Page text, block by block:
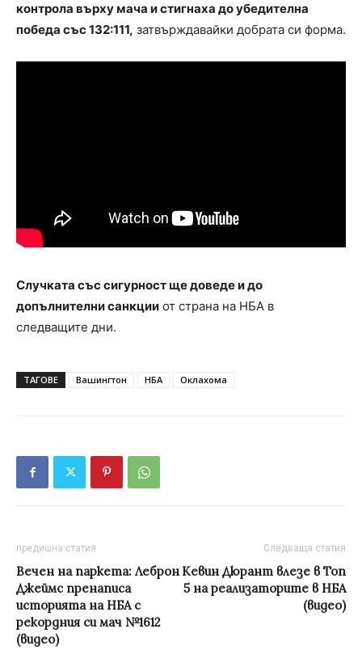
контрола върху мача и стигнаха до убедителна
победа със 132:111, затвърждавайки добрата си форма.
Случката със сигурност ще доведе и до
допълнителни санкции от страна на НБА в
следващите дни.
ТАГОВЕ Вашингтон НБА Оклахома
предишна статия
Вечен на паркета: Леброн
Джеймс пренаписа
историята на НБА с
рекордния си мач №1612
(видео)
Следваща статия
Кевин Дюрант влезе в Топ
5 на реализаторите в НБА
(видео)